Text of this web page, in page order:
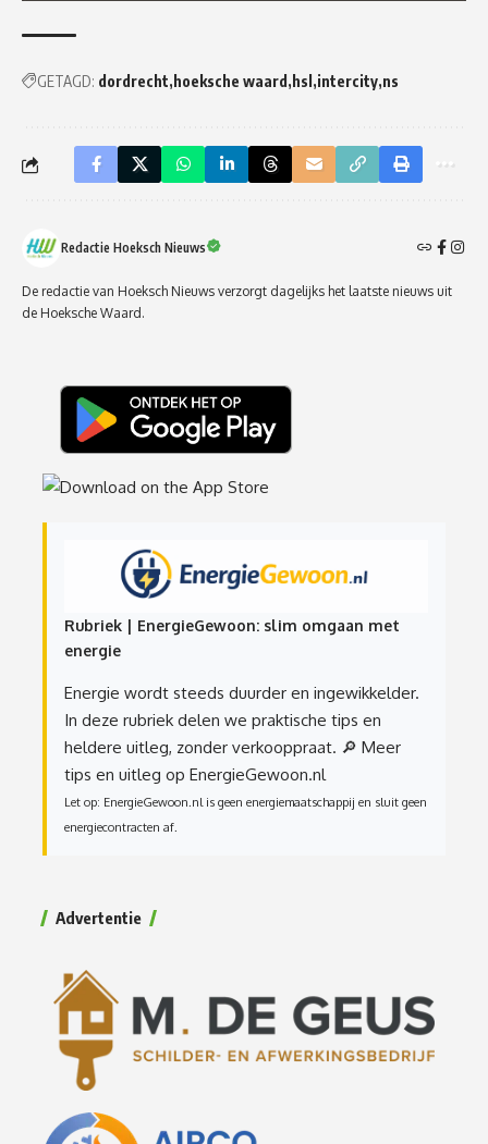
GETAGD: dordrecht hoeksche waard hsl intercity ns
Redactie Hoeksch Nieuws
De redactie van Hoeksch Nieuws verzorgt dagelijks het laatste nieuws uit
de Hoeksche Waard.
Rubriek | EnergieGewoon: slim omgaan met
energie
Energie wordt steeds duurder en ingewikkelder.
In deze rubriek delen we praktische tips en
heldere uitleg, zonder verkooppraat. 🔎 Meer
tips en uitleg op EnergieGewoon.nl
Let op: EnergieGewoon.nl is geen energiemaatschappij en sluit geen
energiecontracten af.
Advertentie